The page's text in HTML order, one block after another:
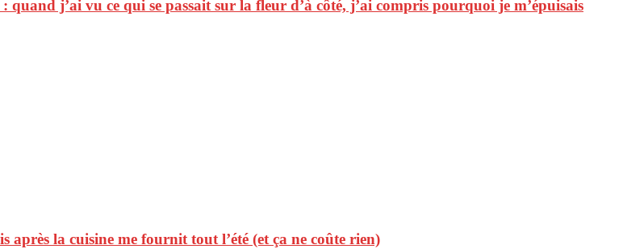
j’ai vu ce qui se passait sur la fleur d’à côté, j’ai compris pourquoi je m’épuisais
après la cuisine me fournit tout l’été (et ça ne coûte rien)